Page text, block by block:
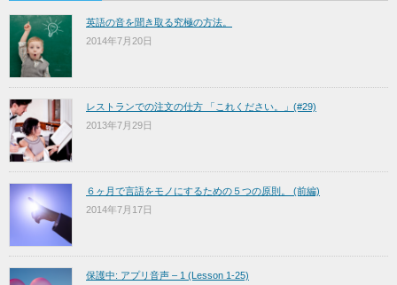
英語の音を聞き取る究極の方法。
2014年7月20日
レストランでの注文の仕方 「これください。」(#29)
2013年7月29日
６ヶ月で言語をモノにするための５つの原則。 (前編)
2014年7月17日
保護中: アプリ音声 – 1 (Lesson 1-25)